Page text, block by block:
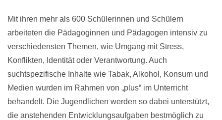
Mit ihren mehr als 600 Schülerinnen und Schülern
arbeiteten die Pädagoginnen und Pädagogen intensiv zu
verschiedensten Themen, wie Umgang mit Stress,
Konflikten, Identität oder Verantwortung. Auch
suchtspezifische Inhalte wie Tabak, Alkohol, Konsum und
Medien wurden im Rahmen von „plus“ im Unterricht
behandelt. Die Jugendlichen werden so dabei unterstützt,
die anstehenden Entwicklungsaufgaben bestmöglich zu